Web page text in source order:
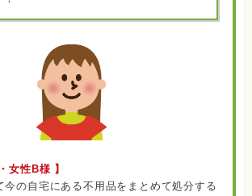
女性B様 】
今の自宅にある不用品をまとめて処分する